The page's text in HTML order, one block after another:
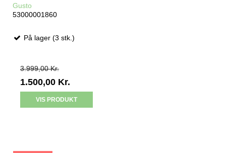
Gusto
53000001860
På lager (3 stk.)
3.999,00 Kr.
1.500,00 Kr.
VIS PRODUKT